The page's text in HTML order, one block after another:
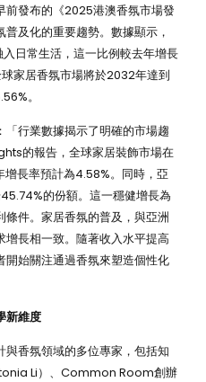
前發布的《2025港澳香氛市場發
及化的重要趨勢。數據顯示，
日常生活，這一比例較去年增長
家居香氛市場將於2032年達到
。
行業數據揭示了明確的市場趨
的報告，全球家居裝飾市場在
長率預計為4.58%。同時，亞
的份額。這一穩健增長為
件。家居香氛的普及，與亞洲
長相一致。隨著收入水平提高
始關注通過香氛來塑造個性化
新維度
香氛領域的多位專家，包括知
Li）、Common Room創辦